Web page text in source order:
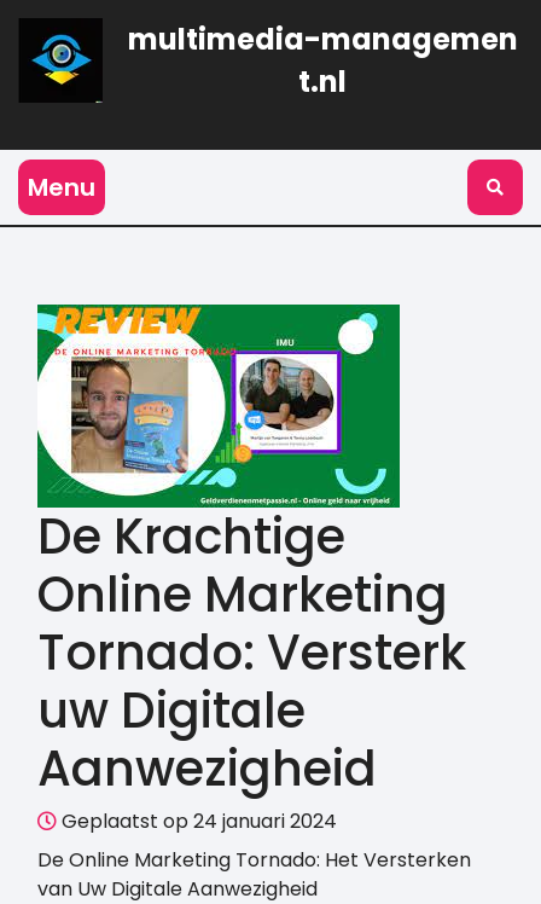
Naar
inhoud
gaan
multimedia-managemen
t.nl
Menu
De Krachtige
Online Marketing
Tornado: Versterk
uw Digitale
Aanwezigheid
Geplaatst op 24 januari 2024
De Online Marketing Tornado: Het Versterken
van Uw Digitale Aanwezigheid